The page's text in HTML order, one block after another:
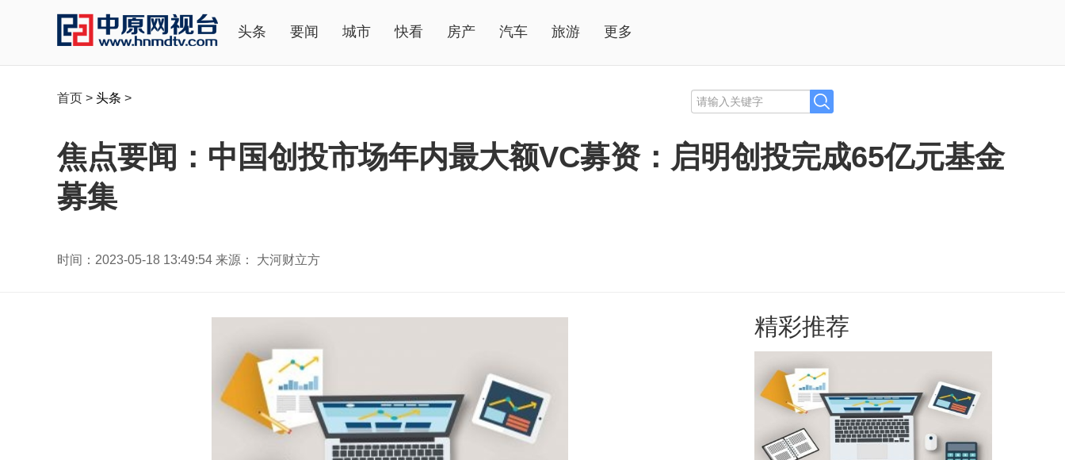
头条 要闻 城市 快看 房产 汽车 旅游 更多
首页 > 头条 >
焦点要闻：中国创投市场年内最大额VC募资：启明创投完成65亿元基金
募集
时间：2023-05-18 13:49:54 来源： 大河财立方
精彩推荐